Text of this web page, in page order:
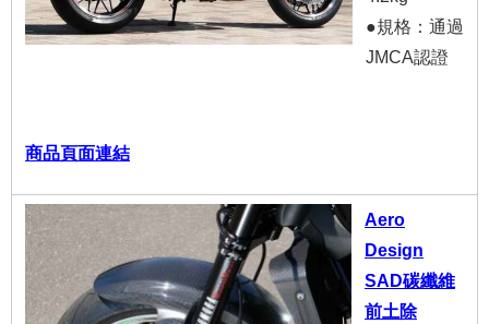
●規格：通過
JMCA認證
商品頁面連結
Aero
Design
SAD碳纖維
前土除